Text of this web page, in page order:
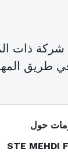
10 المنطقة الصناعية
حول
STE MEHDI